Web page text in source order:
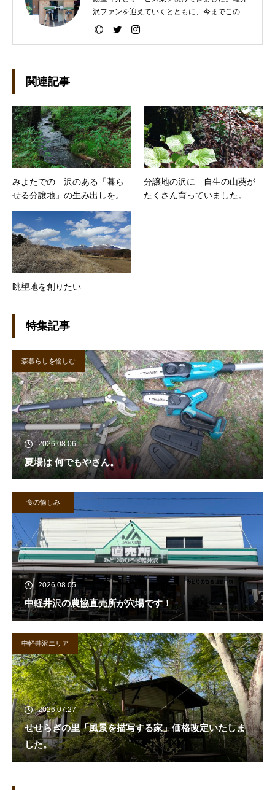
沢ファンを迎えていくとともに、今までこの町
を選んで下さった方々により楽しい軽井沢ライ
関連記事
みよたでの 沢のある「暮ら
せる分譲地」の生み出しを。
分譲地の沢に 自生の山葵が
たくさん育っていました。
眺望地を創りたい
特集記事
森暮らしを愉しむ
2026.08.06
夏場は 何でもやさん。
食の愉しみ
2026.08.05
中軽井沢の農協直売所が穴場です！
中軽井沢エリア
2026.07.27
せせらぎの里「風景を描写する家」価格改定いたしま
した。